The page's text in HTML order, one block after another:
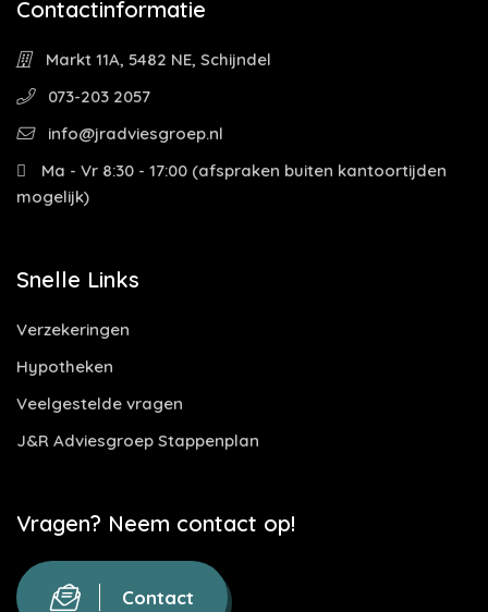
Contactinformatie
Markt 11A, 5482 NE, Schijndel
073-203 2057
info@jradviesgroep.nl
Ma - Vr 8:30 - 17:00 (afspraken buiten kantoortijden
mogelijk)
Snelle Links
Verzekeringen
Hypotheken
Veelgestelde vragen
J&R Adviesgroep Stappenplan
Vragen? Neem contact op!
Contact